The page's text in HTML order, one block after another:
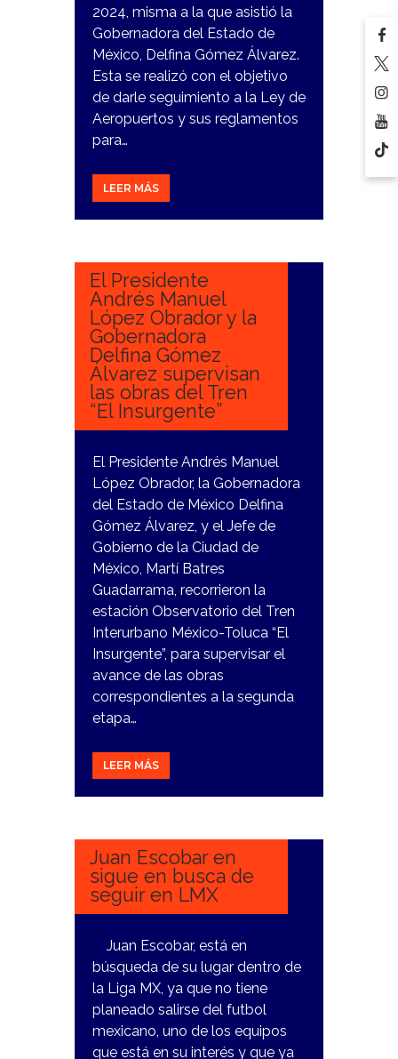
2024, misma a la que asistió la
Gobernadora del Estado de
México, Delfina Gómez Álvarez.
Esta se realizó con el objetivo
de darle seguimiento a la Ley de
Aeropuertos y sus reglamentos
para…
LEER MÁS
25
El Presidente
Andrés Manuel
López Obrador y la
Gobernadora
Delfina Gómez
Álvarez supervisan
las obras del Tren
“El Insurgente”
El Presidente Andrés Manuel
López Obrador, la Gobernadora
del Estado de México Delfina
Gómez Álvarez, y el Jefe de
Gobierno de la Ciudad de
México, Martí Batres
Guadarrama, recorrieron la
estación Observatorio del Tren
Interurbano México-Toluca “El
Insurgente”, para supervisar el
avance de las obras
correspondientes a la segunda
etapa…
LEER MÁS
23
Juan Escobar en
sigue en busca de
seguir en LMX
Juan Escobar, está en
búsqueda de su lugar dentro de
la Liga MX, ya que no tiene
planeado salirse del futbol
mexicano, uno de los equipos
que está en su interés y que ya